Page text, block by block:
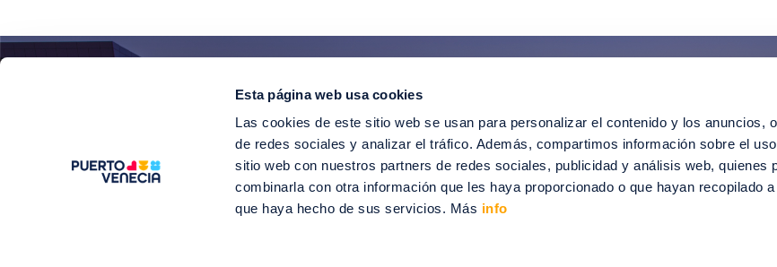
Esta página web usa cookies
Las cookies de este sitio web se usan para personalizar el contenido y los anuncios,
de redes sociales y analizar el tráfico. Además, compartimos información sobre el
sitio web con nuestros partners de redes sociales, publicidad y análisis web, quienes
combinarla con otra información que les haya proporcionado o que hayan recopilado
que haya hecho de sus servicios. Más info
¡Entérate de todas nuestras
Suscríbete para recibir ofertas especiales, descuentos,
SUSCRÍBETE